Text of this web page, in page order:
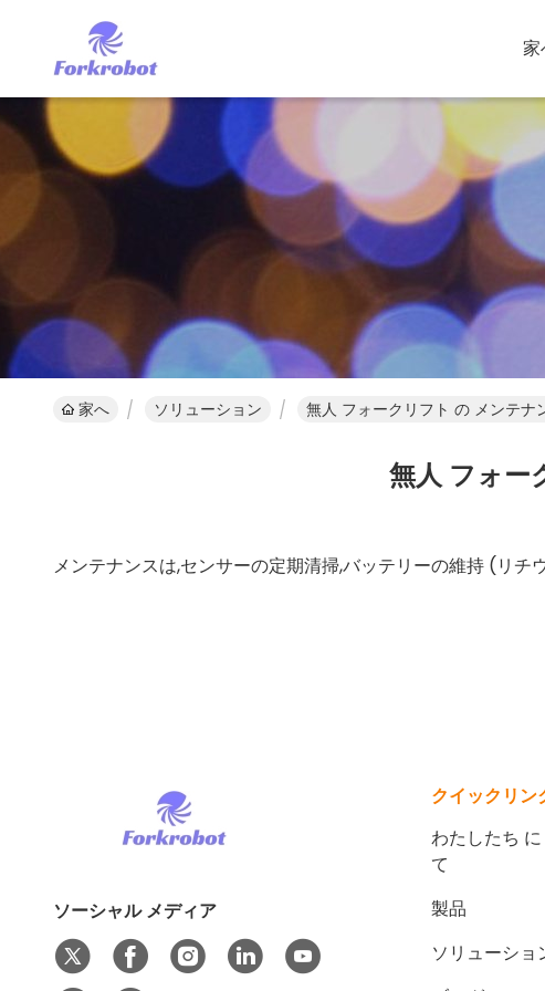
家
家へ ソリューション 無人 フォークリフト の メンテナ
無人 フォー
メンテナンスは,センサーの定期清掃,バッテリーの維持 (リ
ソーシャル メディア
クイックリン
わたしたち
て
製品
ソリューショ